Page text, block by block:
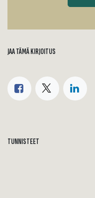
JAA TÄMÄ KIRJOITUS
TUNNISTEET